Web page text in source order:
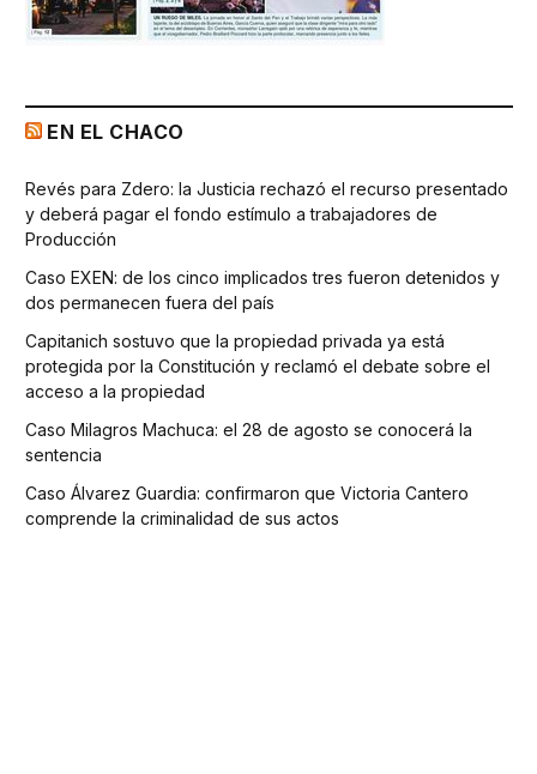
EN EL CHACO
Revés para Zdero: la Justicia rechazó el recurso presentado
y deberá pagar el fondo estímulo a trabajadores de
Producción
Caso EXEN: de los cinco implicados tres fueron detenidos y
dos permanecen fuera del país
Capitanich sostuvo que la propiedad privada ya está
protegida por la Constitución y reclamó el debate sobre el
acceso a la propiedad
Caso Milagros Machuca: el 28 de agosto se conocerá la
sentencia
Caso Álvarez Guardia: confirmaron que Victoria Cantero
comprende la criminalidad de sus actos